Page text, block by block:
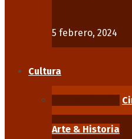
5 febrero, 2024
Cultura
Arte & Historia